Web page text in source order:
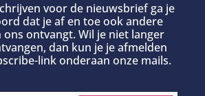
voor de nieuwsbrief ga je
dat je af en toe ook andere
ons ontvangt. Wil je niet langer
dan kun je je afmelden
link onderaan onze mails.